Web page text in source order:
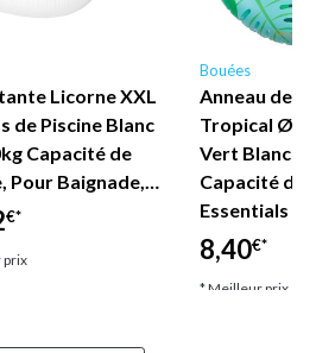
Licorne XXL
de Piscine Blanc
Capacité de
Pour Baignade,…
€*
prix
Bouées
Anneau de
Tropical Ø
Vert Blanc
Capacité de
Essentials
8,40€*
* Meilleur prix